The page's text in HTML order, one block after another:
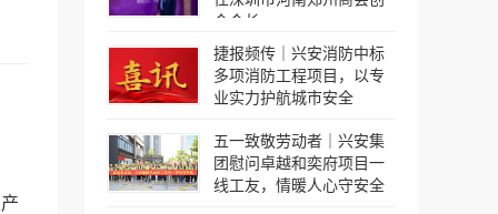
会会长
捷报频传｜兴安消防中标
多项消防工程项目，以专
业实力护航城市安全
五一致敬劳动者｜兴安集
团慰问卓越和奕府项目一
线工友，情暖人心守安全